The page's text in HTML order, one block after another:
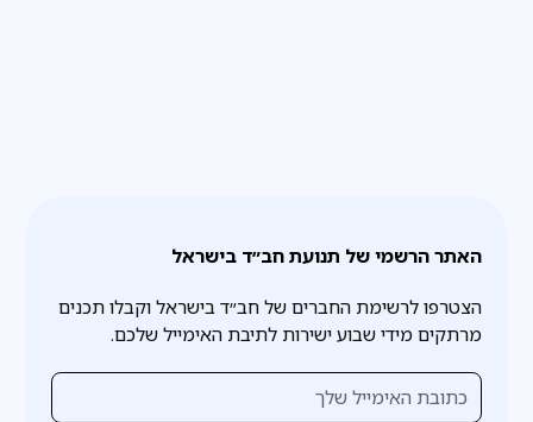
האתר הרשמי של תנועת חב״ד בישראל
הצטרפו לרשימת החברים של חב״ד בישראל וקבלו תכנים
מרתקים מידי שבוע ישירות לתיבת האימייל שלכם.